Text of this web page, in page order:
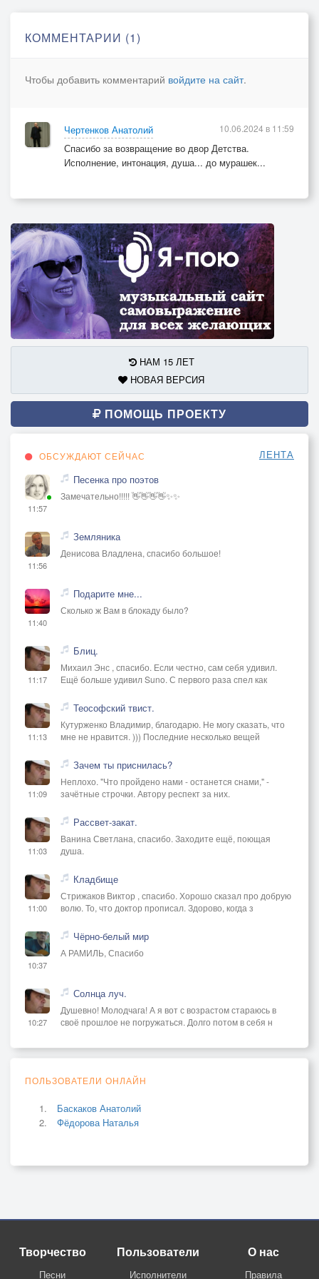
КОММЕНТАРИИ (1)
Чтобы добавить комментарий войдите на сайт.
Чертенков Анатолий
Спасибо за возвращение во двор Детства.
Исполнение, интонация, душа... до мурашек...
10.06.2024 в 11:59
НАМ 15 ЛЕТ
НОВАЯ ВЕРСИЯ
ПОМОЩЬ ПРОЕКТУ
ОБСУЖДАЮТ СЕЙЧАС ЛЕНТА
11:57
Песенка про поэтов
Замечательно!!!!! 👋👋👋👋✨✨
11:56
Земляника
Денисова Владлена, спасибо большое!
11:40
Подарите мне...
Сколько ж Вам в блокаду было?
11:17
Блиц.
Михаил Энс , спасибо. Если честно, сам себя удивил.
Ещё больше удивил Suno. С первого раза спел как
11:13
Теософский твист.
Кутурженко Владимир, благодарю. Не могу сказать, что
мне не нравится. ))) Последние несколько вещей
11:09
Зачем ты приснилась?
Неплохо. "Что пройдено нами - останется снами," -
зачётные строчки. Автору респект за них.
11:03
Рассвет-закат.
Ванина Светлана, спасибо. Заходите ещё, поющая
душа.
11:00
Кладбище
Стрижаков Виктор , спасибо. Хорошо сказал про добрую
волю. То, что доктор прописал. Здорово, когда з
10:37
Чёрно-белый мир
А РАМИЛЬ, Спасибо
10:27
Солнца луч.
Душевно! Молодчага! А я вот с возрастом стараюсь в
своё прошлое не погружаться. Долго потом в себя н
ПОЛЬЗОВАТЕЛИ ОНЛАЙН
Баскаков Анатолий
Фёдорова Наталья
Творчество
Песни
Пользователи
Исполнители
О нас
Правила